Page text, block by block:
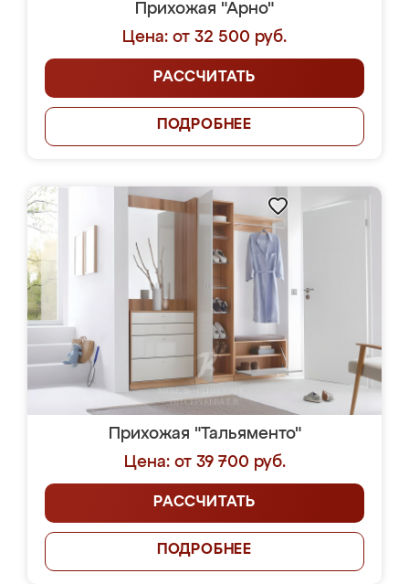
Прихожая "Арно"
Цена: от 32 500 руб.
РАССЧИТАТЬ
ПОДРОБНЕЕ
Прихожая "Тальяменто"
Цена: от 39 700 руб.
РАССЧИТАТЬ
ПОДРОБНЕЕ